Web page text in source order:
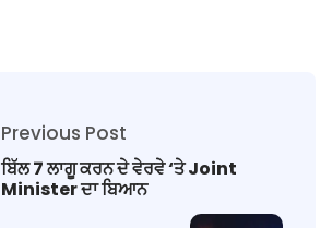
Previous Post
ਬਿੱਲ 7 ਲਾਗੂ ਕਰਨ ਦੇ ਵੇਰਵੇ ‘ਤੇ Joint
Minister ਦਾ ਬਿਆਨ